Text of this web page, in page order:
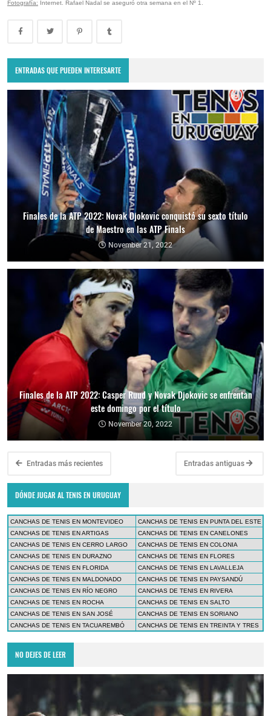
Fotografía: Internet. Rafael Nadal se aseguró otra semana en el Nº 1.
ENTRADAS QUE PUEDEN INTERESARTE
Finales de la ATP 2022: Novak Djokovic conquistó su sexto título
de Maestro en las ATP Finals
November 21, 2022
Finales de la ATP 2022: Casper Ruud y Novak Djokovic se enfrentan
este domingo por el título
November 20, 2022
Entradas más recientes Entradas antiguas
DÓNDE JUGAR AL TENIS EN URUGUAY
CANCHAS DE TENIS EN MONTEVIDEO
CANCHAS DE TENIS EN PUNTA DEL ESTE
CANCHAS DE TENIS EN ARTIGAS
CANCHAS DE TENIS EN CANELONES
CANCHAS DE TENIS EN CERRO LARGO
CANCHAS DE TENIS EN COLONIA
CANCHAS DE TENIS EN DURAZNO
CANCHAS DE TENIS EN FLORES
CANCHAS DE TENIS EN FLORIDA
CANCHAS DE TENIS EN LAVALLEJA
CANCHAS DE TENIS EN MALDONADO
CANCHAS DE TENIS EN PAYSANDÚ
CANCHAS DE TENIS EN RÍO NEGRO
CANCHAS DE TENIS EN RIVERA
CANCHAS DE TENIS EN ROCHA
CANCHAS DE TENIS EN SALTO
CANCHAS DE TENIS EN SAN JOSÉ
CANCHAS DE TENIS EN SORIANO
CANCHAS DE TENIS EN TACUAREMBÓ
CANCHAS DE TENIS EN TREINTA Y TRES
NO DEJES DE LEER